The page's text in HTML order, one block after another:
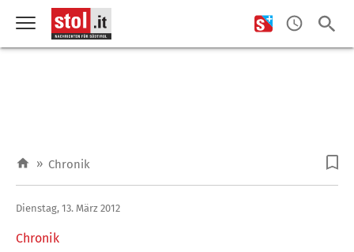
» Chronik
Chronik
Dienstag, 13. März 2012